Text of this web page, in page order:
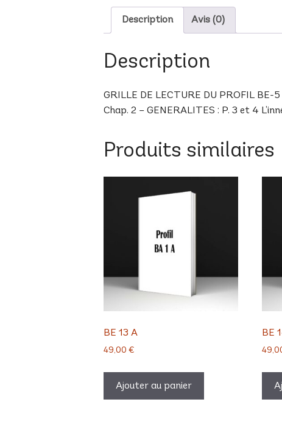
Description Avis (0)
Description
GRILLE DE LECTURE DU PROFIL
Chap. 2 – GENERALITES : P. 3 et 4
Produits similaires
BE 13 A
49,00 €
Ajouter au panier
BE